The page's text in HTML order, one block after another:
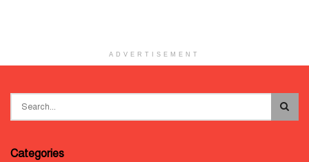
ADVERTISEMENT
Categories